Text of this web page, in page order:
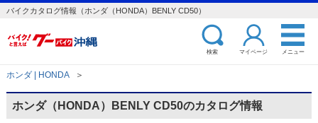
バイクカタログ情報（ホンダ（HONDA）BENLY CD50）
検索 マイページ メニュー
ホンダ | HONDA ＞
ホンダ（HONDA）BENLY CD50のカタログ情報